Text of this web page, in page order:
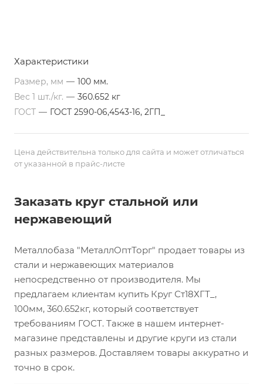
Характеристики
Размер, мм — 100 мм.
Вес 1 шт./кг. — 360.652 кг
ГОСТ — ГОСТ 2590-06,4543-16, 2ГП_
Цена действительна только для сайта и может отличаться
от указанной в прайс-листе
Заказать круг стальной или
нержавеющий
Металлобаза "МеталлОптТорг" продает товары из
стали и нержавеющих материалов
непосредственно от производителя. Мы
предлагаем клиентам купить Круг Ст18ХГТ_,
100мм, 360.652кг, который соответствует
требованиям ГОСТ. Также в нашем интернет-
магазине представлены и другие круги из стали
разных размеров. Доставляем товары аккуратно и
точно в срок.